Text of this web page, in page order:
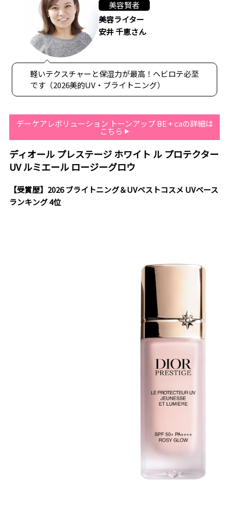
美容賢者
美容ライター
安井 千恵さん
軽いテクスチャーと保湿力が最高！ヘビロテ必至
です（2026美的UV・ブライトニング）
デーケアレボリューション トーンアップ BE + caの詳細は
こちら
ディオール プレステージ ホワイト ル プロテクター
UV ルミエール ロージーグロウ
【受賞歴】2026 ブライトニング＆UVベストコスメ UVベース
ランキング 4位